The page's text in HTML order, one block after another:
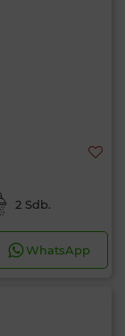
2 Sdb.
WhatsApp